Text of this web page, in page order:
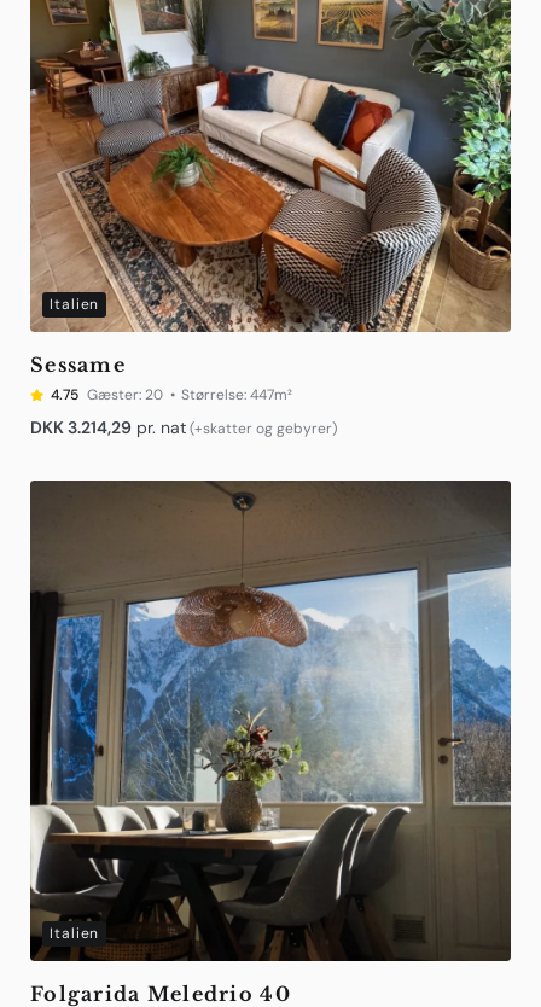
Italien
Sessame
4.75 Gæster:20 Størrelse:447m²
DKK3.214,29 pr. nat(+skatter og gebyrer)
Italien
Folgarida Meledrio 40